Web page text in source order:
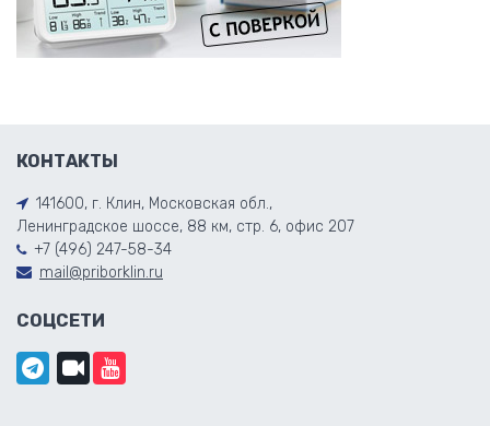
КОНТАКТЫ
141600, г. Клин, Московская обл.,
Ленинградское шоссе, 88 км, стр. 6, офис 207
+7 (496) 247-58-34
mail@priborklin.ru
СОЦСЕТИ